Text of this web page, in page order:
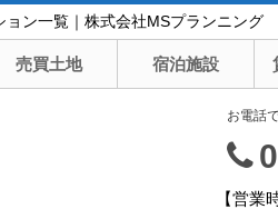
ン一覧｜株式会社MSプランニング
売買土地 宿泊施設
お電話
【営業